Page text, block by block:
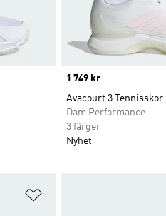
Price
1 749 kr
Avacourt 3 Tennisskor
Dam Performance
3 färger
Nyhet